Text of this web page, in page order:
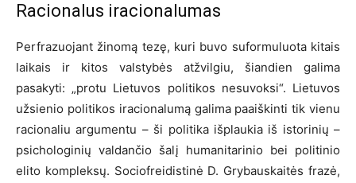
Racionalus iracionalumas
Perfrazuojant žinomą tezę, kuri buvo suformuluota kitais
laikais ir kitos valstybės atžvilgiu, šiandien galima
pasakyti: „protu Lietuvos politikos nesuvoksi“. Lietuvos
užsienio politikos iracionalumą galima paaiškinti tik vienu
racionaliu argumentu – ši politika išplaukia iš istorinių –
psichologinių valdančio šalį humanitarinio bei politinio
elito kompleksų. Sociofreidistinė D. Grybauskaitės frazė,